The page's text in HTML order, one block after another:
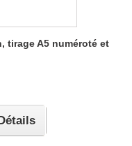
tirage A5 numéroté et